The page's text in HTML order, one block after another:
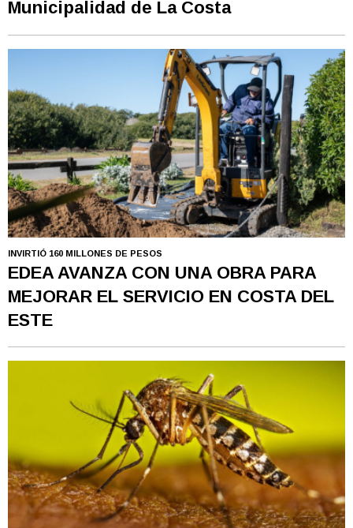
Municipalidad de La Costa
INVIRTIÓ 160 MILLONES DE PESOS
EDEA AVANZA CON UNA OBRA PARA
MEJORAR EL SERVICIO EN COSTA DEL
ESTE